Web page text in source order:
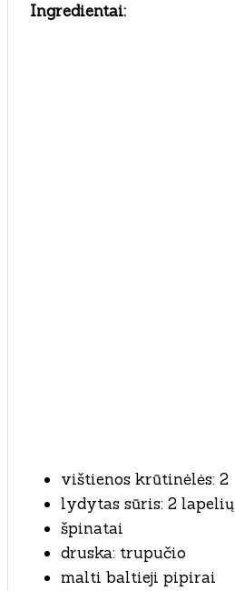
Ingredientai:
vištienos krūtinėlės: 2
lydytas sūris: 2 lapelių
špinatai
druska: trupučio
malti baltieji pipirai